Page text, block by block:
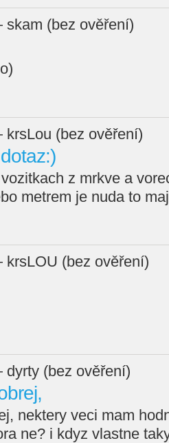
(bez ověření)
(bez ověření)
z mrkve a
metrem je nuda to
(bez ověření)
(bez ověření)
nektery veci mam
ne? i kdyz vlastne